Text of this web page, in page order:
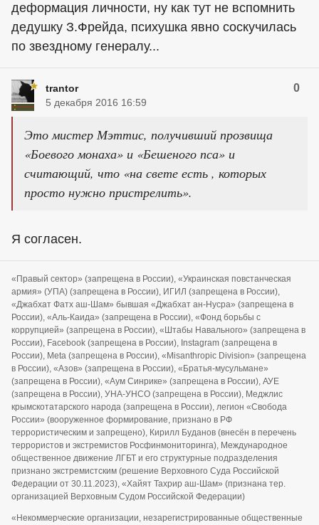
деформация личности, ну как тут не вспомнить
дедушку З.Фрейда, психушка явно соскучилась
по звездному генералу...
trantor 0
5 декабря 2016 16:59
Это мистер Мэттис, получивший прозвища
«Боевого монаха» и «Бешеного пса» и
считающий, что «на свете есть , которых
просто нужно пристрелить».
Я согласен.
«Правый сектор» (запрещена в России), «Украинская повстанческая
армия» (УПА) (запрещена в России), ИГИЛ (запрещена в России),
«Джабхат Фатх аш-Шам» бывшая «Джабхат ан-Нусра» (запрещена в
России), «Аль-Каида» (запрещена в России), «Фонд борьбы с
коррупцией» (запрещена в России), «Штабы Навального» (запрещена в
России), Facebook (запрещена в России), Instagram (запрещена в
России), Meta (запрещена в России), «Misanthropic Division» (запрещена
в России), «Азов» (запрещена в России), «Братья-мусульмане»
(запрещена в России), «Аум Синрике» (запрещена в России), АУЕ
(запрещена в России), УНА-УНСО (запрещена в России), Меджлис
крымскотатарского народа (запрещена в России), легион «Свобода
России» (вооруженное формирование, признано в РФ
террористическим и запрещено), Кирилл Буданов (внесён в перечень
террористов и экстремистов Росфинмониторинга), Международное
общественное движение ЛГБТ и его структурные подразделения
признано экстремистским (решение Верховного Суда Российской
Федерации от 30.11.2023), «Хайят Тахрир аш-Шам» (признана тер.
организацией Верховным Судом Российской Федерации)
«Некоммерческие организации, незарегистрированные общественные